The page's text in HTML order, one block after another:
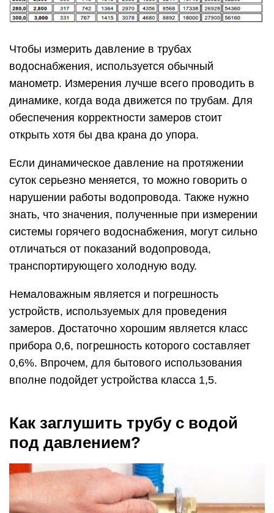
Чтобы измерить давление в трубах
водоснабжения, используется обычный
манометр. Измерения лучше всего проводить в
динамике, когда вода движется по трубам. Для
обеспечения корректности замеров стоит
открыть хотя бы два крана до упора.
Если динамическое давление на протяжении
суток серьезно меняется, то можно говорить о
нарушении работы водопровода. Также нужно
знать, что значения, полученные при измерении
системы горячего водоснабжения, могут сильно
отличаться от показаний водопровода,
транспортирующего холодную воду.
Немаловажным является и погрешность
устройств, используемых для проведения
замеров. Достаточно хорошим является класс
прибора 0,6, погрешность которого составляет
0,6%. Впрочем, для бытового использования
вполне подойдет устройства класса 1,5.
Как заглушить трубу с водой
под давлением?